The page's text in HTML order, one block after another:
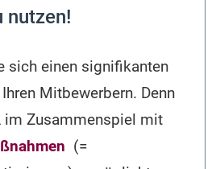
nutzen!
sich einen signifikanten
Mitbewerbern. Denn
im Zusammenspiel mit
(=